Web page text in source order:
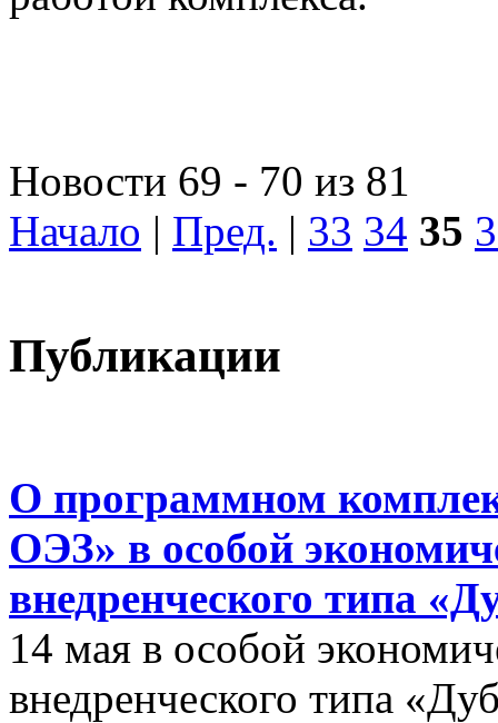
Новости 69 - 70 из 81
Начало | Пред. | 33 34 35
Публикации
О программном
ОЭЗ» в особой
внедренческого типа
14 мая в особой
внедренческого типа